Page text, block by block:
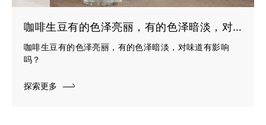
咖啡生豆有的色泽亮丽，有的色泽暗淡，对味道有影响吗？
咖啡生豆有的色泽亮丽，有的色泽暗淡，对味道有影响
吗？
探索更多